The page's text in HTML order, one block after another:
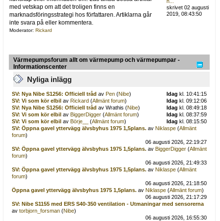
med vetskap om att det troligen finns en
marknadsföringsstrategi hos författaren. Artiklarna går
inte svara på eller kommentera.
Moderator: Rickard
skrivet 02 augusti
2019, 08:43:50
Värmepumpsforum allt om värmepump och värmepumpar -
Informationscenter
Nyliga inlägg
SV: Nya Nibe S1256: Officiell tråd av Pen(Nibe) Idag kl. 10:41:15
SV: Vi som kör elbilav Rickard(Allmänt forum) Idag kl. 09:12:06
SV: Nya Nibe S1256: Officiell tråd av Wrathis (Nibe) Idag kl. 08:49:18
SV: Vi som kör elbilav BiggerDigger(Allmänt forum) Idag kl. 08:37:59
SV: Vi som kör elbilav Börje__ (Allmänt forum) Idag kl. 08:15:50
SV: Öppna gavel yttervägg älvsbyhus 1975 1,5plans.av Niklaspe(Allmänt
forum)
06 augusti 2026, 22:19:27
SV: Öppna gavel yttervägg älvsbyhus 1975 1,5plans.av BiggerDigger(Allmänt
forum)
06 augusti 2026, 21:49:33
SV: Öppna gavel yttervägg älvsbyhus 1975 1,5plans.av Niklaspe(Allmänt
forum)
06 augusti 2026, 21:18:50
Öppna gavel yttervägg älvsbyhus 1975 1,5plans.av Niklaspe(Allmänt forum)
06 augusti 2026, 21:17:29
SV: Nibe S1155 med ERS S40-350 ventilation - Utmaningar med sensorerna
av torbjorn_forsman(Nibe)
06 augusti 2026, 16:55:30